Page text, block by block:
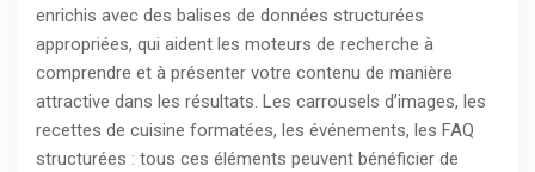
enrichis avec des balises de données structurées
appropriées, qui aident les moteurs de recherche à
comprendre et à présenter votre contenu de manière
attractive dans les résultats. Les carrousels d’images, les
recettes de cuisine formatées, les événements, les FAQ
structurées : tous ces éléments peuvent bénéficier de